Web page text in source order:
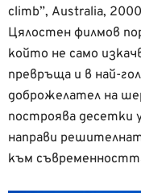
climb”, Australia,
Цялостен филмов
който не само
превръща и в най-
доброжелател на
построява десетки
направи
към